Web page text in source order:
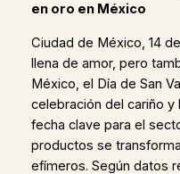
en oro en México
Ciudad de México, 14
llena de amor, pero
México, el Día de San
celebración del cariño y
fecha clave para el
productos se
efímeros. Según datos